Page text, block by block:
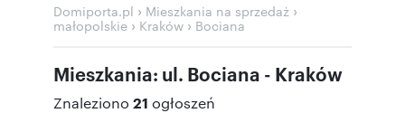
Domiporta.pl › Mieszkania na sprzedaż ›
małopolskie › Kraków › Bociana
Mieszkania: ul. Bociana - Kraków
Znaleziono 21 ogłoszeń